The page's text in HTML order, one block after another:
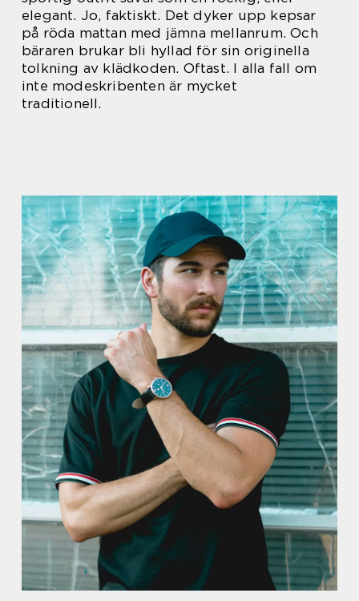
elegant. Jo, faktiskt. Det dyker upp kepsar
på röda mattan med jämna mellanrum. Och
bäraren brukar bli hyllad för sin originella
tolkning av klädkoden. Oftast. I alla fall om
inte modeskribenten är mycket
traditionell.